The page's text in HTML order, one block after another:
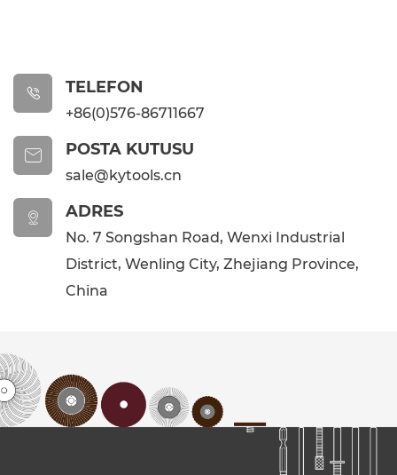
 TELEFON
+86(0)576-86711667
 POSTA KUTUSU
sale@kytools.cn
 ADRES
No. 7 Songshan Road, Wenxi Industrial
District, Wenling City, Zhejiang Province,
China